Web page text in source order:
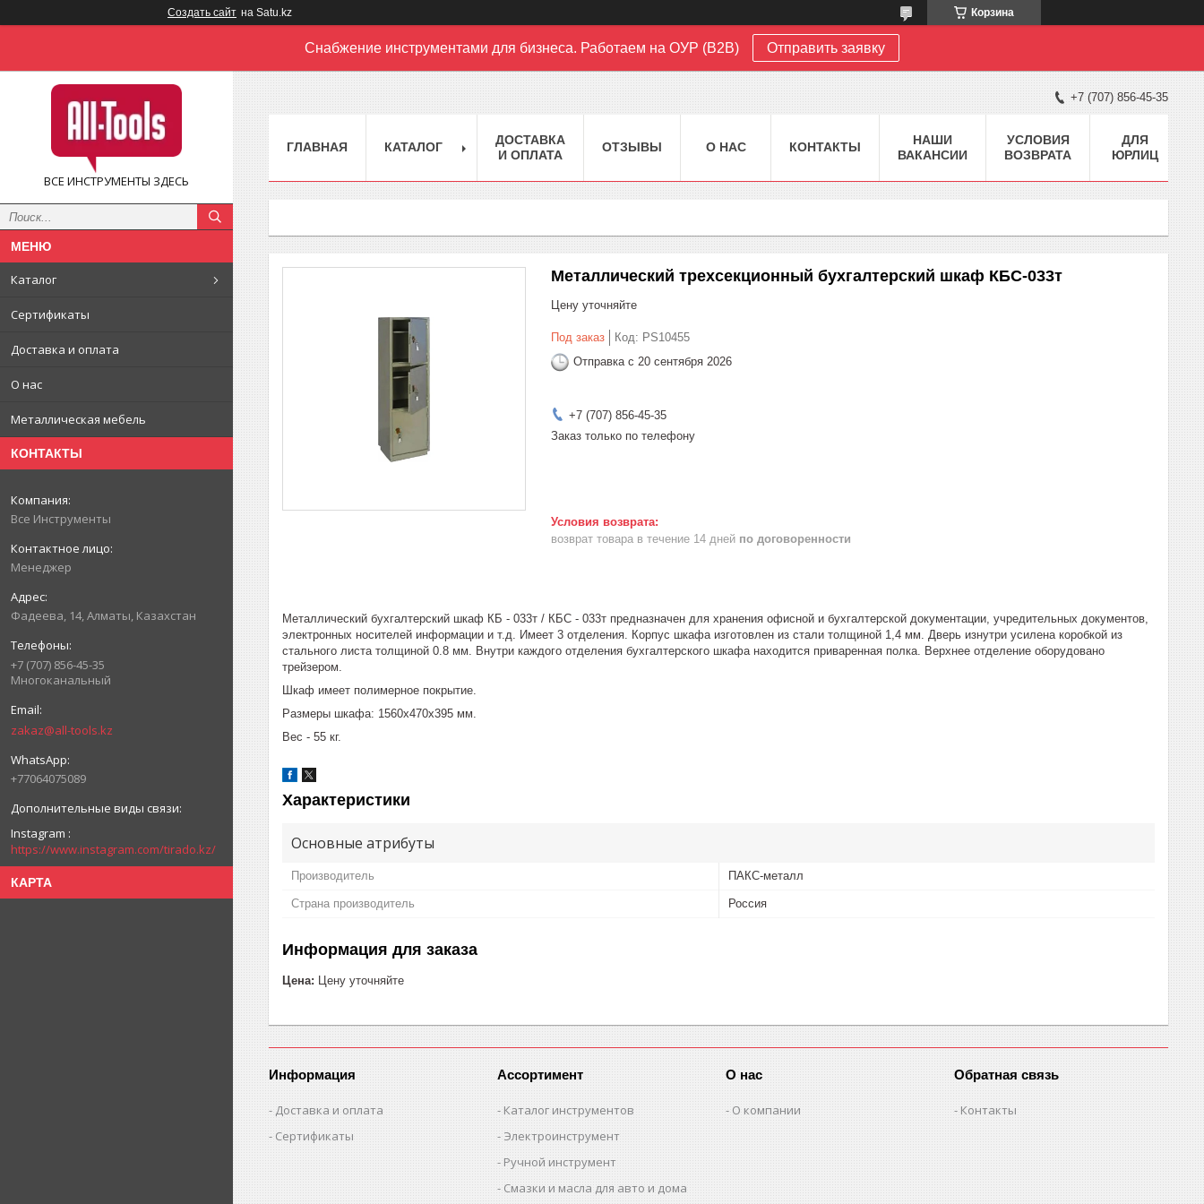
Создать сайт на Satu.kz Корзина
Снабжение инструментами для бизнеса. Работаем на ОУР (B2B) Отправить заявку
ВСЕ ИНСТРУМЕНТЫ ЗДЕСЬ
Каталог
Сертификаты
Доставка и оплата
О нас
Металлическая мебель
КОНТАКТЫ
Все Инструменты
Менеджер
Фадеева, 14, Алматы, Казахстан
+7 (707) 856-45-35
Многоканальный
zakaz@all-tools.kz
+77064075089
Instagram
https://www.instagram.com/tirado.kz/
КАРТА
+7 (707) 856-45-35
ГЛАВНАЯ КАТАЛОГ
ДОСТАВКА
И ОПЛАТА
ОТЗЫВЫ О НАС КОНТАКТЫ
НАШИ
ВАКАНСИИ
УСЛОВИЯ
ВОЗВРАТА
ДЛЯ
ЮРЛИЦ
Металлический трехсекционный бухгалтерский шкаф КБС-033т
Цену уточняйте
Под заказ Код: PS10455
Отправка с 20 сентября 2026
+7 (707) 856-45-35
Заказ только по телефону
возврат товара в течение 14 дней по договоренности
Металлический бухгалтерский шкаф КБ - 033т / КБС - 033т предназначен для хранения офисной и бухгалтерской документации, учредительных документов,
электронных носителей информации и т.д. Имеет 3 отделения. Корпус шкафа изготовлен из стали толщиной 1,4 мм. Дверь изнутри усилена коробкой из
стального листа толщиной 0.8 мм. Внутри каждого отделения бухгалтерского шкафа находится приваренная полка. Верхнее отделение оборудовано
трейзером.
Шкаф имеет полимерное покрытие.
Размеры шкафа: 1560х470х395 мм.
Вес - 55 кг.
Характеристики
Основные атрибуты
Производитель ПАКС-металл
Страна производитель Россия
Информация для заказа
Цена: Цену уточняйте
Информация
Доставка и оплата
Сертификаты
Ассортимент
Каталог инструментов
Электроинструмент
Ручной инструмент
Смазки и масла для авто и дома
О нас
О компании
Обратная связь
Контакты